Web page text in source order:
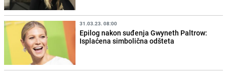
31.03.23. 08:00
Epilog nakon suđenja Gwyneth Paltrow:
Isplaćena simbolična odšteta